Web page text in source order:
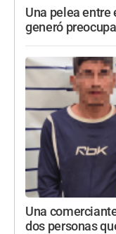
Una pelea entre
generó
Una
dos personas